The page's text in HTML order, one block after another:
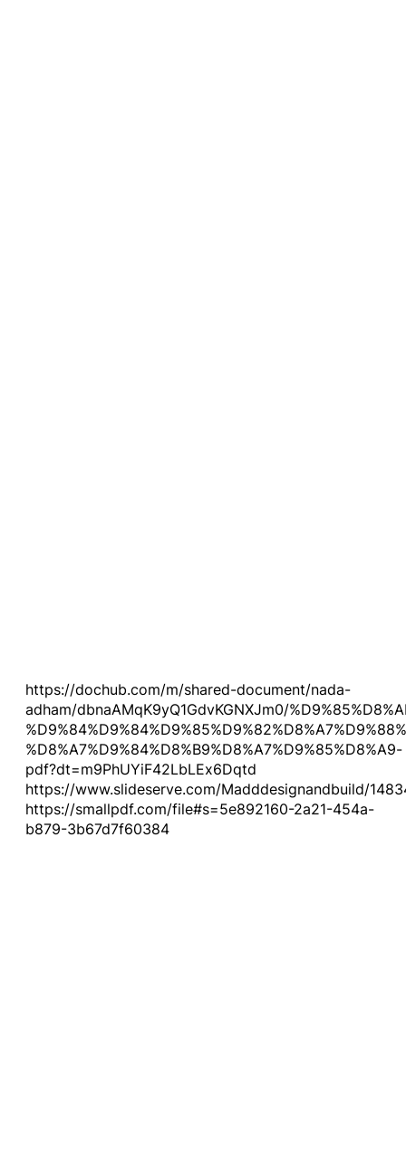
https://dochub.com/m/shared-document/nada-
adham/dbnaAMqK9yQ1GdvKGNXJm0/
%D8%A7%D9%84%D8%B9%D8%A7%D9%85%D8%A9-
pdf?dt=m9PhUYiF42LbLEx6Dqtd
https://www.slideserve.com/Madddesignandbuild/
https://smallpdf.com/file#s=5e892160-2a21-454a-
b879-3b67d7f60384